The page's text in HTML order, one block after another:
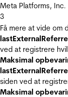
Meta Platforms, Inc.
3
Få mere at vide om
ved at registrere
Maksimal
siden ved at
Maksimal